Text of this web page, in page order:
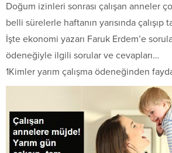
Doğum izinleri sonrası çalışan anneler
belli sürelerle haftanın yarısında çalışıp
İşte ekonomi yazarı Faruk Erdem’e
ödeneğiyle ilgili sorular ve cevapları…
1Kimler yarım çalışma ödeneğinden